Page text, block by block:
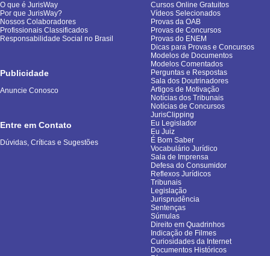
O que é JurisWay
Por que JurisWay?
Nossos Colaboradores
Profissionais Classificados
Responsabilidade Social no Brasil
Publicidade
Anuncie Conosco
Entre em Contato
Dúvidas, Críticas e Sugestões
Cursos Online Gratuitos
Vídeos Selecionados
Provas da OAB
Provas de Concursos
Provas do ENEM
Dicas para Provas e Concursos
Modelos de Documentos
Modelos Comentados
Perguntas e Respostas
Sala dos Doutrinadores
Artigos de Motivação
Notícias dos Tribunais
Notícias de Concursos
JurisClipping
Eu Legislador
Eu Juiz
É Bom Saber
Vocabulário Jurídico
Sala de Imprensa
Defesa do Consumidor
Reflexos Jurídicos
Tribunais
Legislação
Jurisprudência
Sentenças
Súmulas
Direito em Quadrinhos
Indicação de Filmes
Curiosidades da Internet
Documentos Históricos